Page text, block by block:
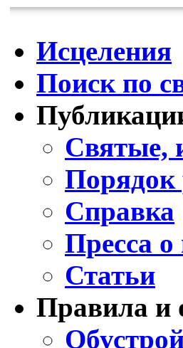
Исцеления
Поиск по
Святые,
Порядок
Справка
Пресса о
Статьи
Правила и